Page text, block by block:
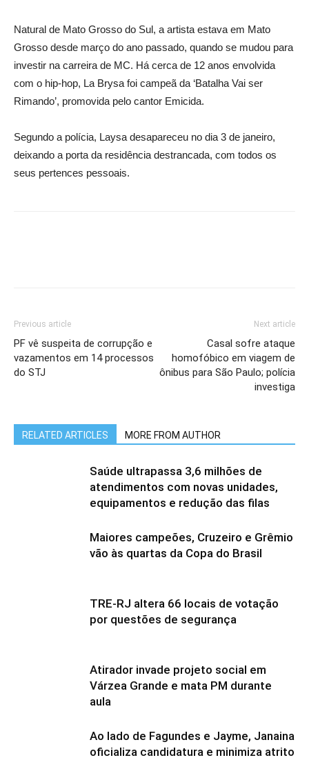
Natural de Mato Grosso do Sul, a artista estava em Mato
Grosso desde março do ano passado, quando se mudou para
investir na carreira de MC. Há cerca de 12 anos envolvida
com o hip-hop, La Brysa foi campeã da ‘Batalha Vai ser
Rimando’, promovida pelo cantor Emicida.
Segundo a polícia, Laysa desapareceu no dia 3 de janeiro,
deixando a porta da residência destrancada, com todos os
seus pertences pessoais.
Previous article
PF vê suspeita de corrupção e
vazamentos em 14 processos
do STJ
Next article
Casal sofre ataque
homofóbico em viagem de
ônibus para São Paulo; polícia
investiga
RELATED ARTICLES MORE FROM AUTHOR
Saúde ultrapassa 3,6 milhões de
atendimentos com novas unidades,
equipamentos e redução das filas
Maiores campeões, Cruzeiro e Grêmio
vão às quartas da Copa do Brasil
TRE-RJ altera 66 locais de votação
por questões de segurança
Atirador invade projeto social em
Várzea Grande e mata PM durante
aula
Ao lado de Fagundes e Jayme, Janaina
oficializa candidatura e minimiza atrito